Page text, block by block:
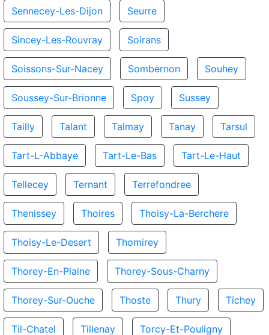
Sennecey-Les-Dijon Seurre
Sincey-Les-Rouvray Soirans
Soissons-Sur-Nacey Sombernon Souhey
Soussey-Sur-Brionne Spoy Sussey
Tailly Talant Talmay Tanay Tarsul
Tart-L-Abbaye Tart-Le-Bas Tart-Le-Haut
Tellecey Ternant Terrefondree
Thenissey Thoires Thoisy-La-Berchere
Thoisy-Le-Desert Thomirey
Thorey-En-Plaine Thorey-Sous-Charny
Thorey-Sur-Ouche Thoste Thury Tichey
Til-Chatel Tillenay Torcy-Et-Pouligny